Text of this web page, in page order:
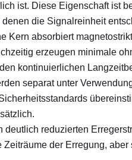
ist. Diese Eigenschaft ist
die Signalreinheit
Kern absorbiert
erzeugen minimale
kontinuierlichen
separat unter
deutlich reduzierten
der Erregung,